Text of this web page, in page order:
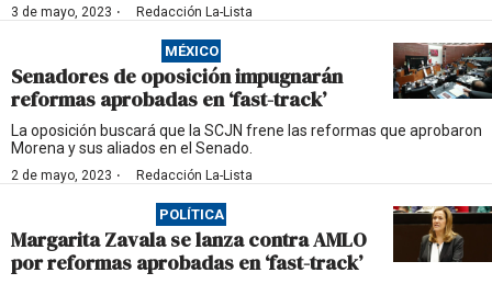
3 de mayo, 2023 · Redacción La-Lista
MÉXICO
Senadores de oposición impugnarán
reformas aprobadas en ‘fast-track’
La oposición buscará que la SCJN frene las reformas que aprobaron
Morena y sus aliados en el Senado.
2 de mayo, 2023 · Redacción La-Lista
POLÍTICA
Margarita Zavala se lanza contra AMLO
por reformas aprobadas en ‘fast-track’